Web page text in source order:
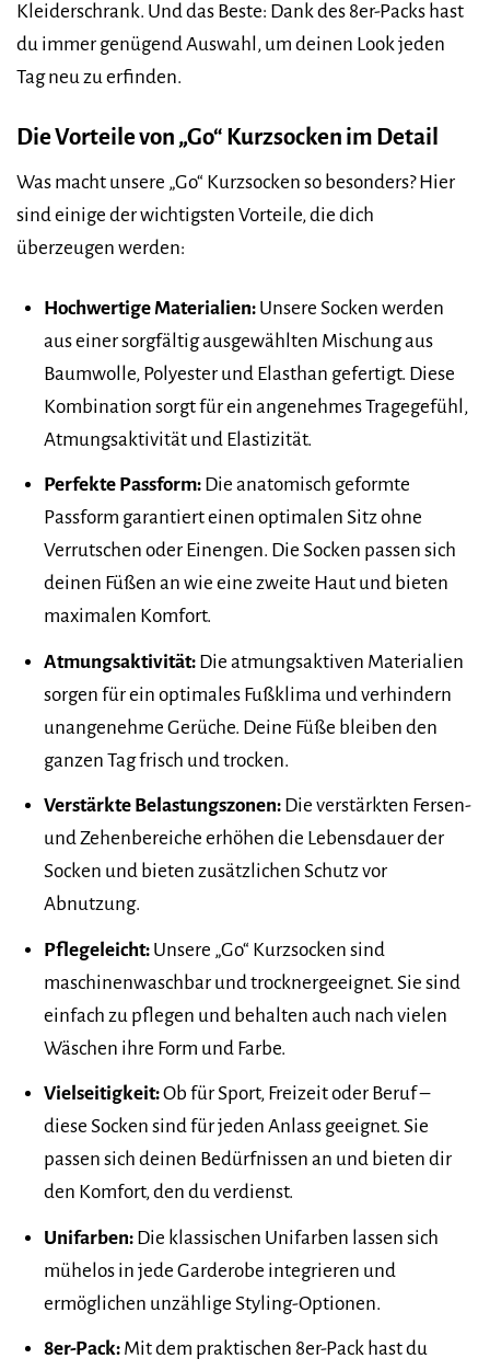
Kleiderschrank. Und das Beste: Dank des 8er-Packs hast
du immer genügend Auswahl, um deinen Look jeden
Tag neu zu erfinden.
Die Vorteile von „Go“ Kurzsocken im Detail
Was macht unsere „Go“ Kurzsocken so besonders? Hier
sind einige der wichtigsten Vorteile, die dich
überzeugen werden:
Hochwertige Materialien:Unsere Socken werden
aus einer sorgfältig ausgewählten Mischung aus
Baumwolle, Polyester und Elasthan gefertigt. Diese
Kombination sorgt für ein angenehmes Tragegefühl,
Atmungsaktivität und Elastizität.
Perfekte Passform:Die anatomisch geformte
Passform garantiert einen optimalen Sitz ohne
Verrutschen oder Einengen. Die Socken passen sich
deinen Füßen an wie eine zweite Haut und bieten
maximalen Komfort.
Atmungsaktivität:Die atmungsaktiven Materialien
sorgen für ein optimales Fußklima und verhindern
unangenehme Gerüche. Deine Füße bleiben den
ganzen Tag frisch und trocken.
Verstärkte Belastungszonen:Die verstärkten Fersen-
und Zehenbereiche erhöhen die Lebensdauer der
Socken und bieten zusätzlichen Schutz vor
Abnutzung.
Pflegeleicht:Unsere „Go“ Kurzsocken sind
maschinenwaschbar und trocknergeeignet. Sie sind
einfach zu pflegen und behalten auch nach vielen
Wäschen ihre Form und Farbe.
Vielseitigkeit:Ob für Sport, Freizeit oder Beruf –
diese Socken sind für jeden Anlass geeignet. Sie
passen sich deinen Bedürfnissen an und bieten dir
den Komfort, den du verdienst.
Unifarben:Die klassischen Unifarben lassen sich
mühelos in jede Garderobe integrieren und
ermöglichen unzählige Styling-Optionen.
8er-Pack:Mit dem praktischen 8er-Pack hast du